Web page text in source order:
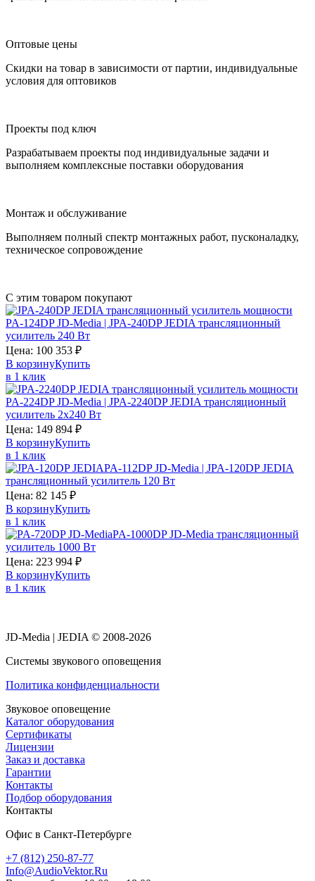
Оптовые цены
Скидки на товар в зависимости от партии, индивидуальные
условия для оптовиков
Проекты под ключ
Разрабатываем проекты под индивидуальные задачи и
выполняем комплексные поставки оборудования
Монтаж и обслуживание
Выполняем полный спектр монтажных работ, пусконаладку,
техническое сопровождение
С этим товаром покупают
PA-124DP JD-Media | JPA-240DP JEDIA трансляционный
усилитель 240 Вт
Цена: 100 353 ₽
В корзинуКупить
в 1 клик
PA-224DP JD-Media | JPA-2240DP JEDIA трансляционный
усилитель 2х240 Вт
Цена: 149 894 ₽
В корзинуКупить
в 1 клик
PA-112DP JD-Media | JPA-120DP JEDIA
трансляционный усилитель 120 Вт
Цена: 82 145 ₽
В корзинуКупить
в 1 клик
PA-1000DP JD-Media трансляционный
усилитель 1000 Вт
Цена: 223 994 ₽
В корзинуКупить
в 1 клик
JD-Media | JEDIA © 2008-2026
Системы звукового оповещения
Политика конфиденциальности
Звуковое оповещение
Каталог оборудования
Сертификаты
Лицензии
Заказ и доставка
Гарантии
Контакты
Подбор оборудования
Контакты
Офис в Санкт-Петербурге
+7 (812) 250-87-77
Info@AudioVektor.Ru